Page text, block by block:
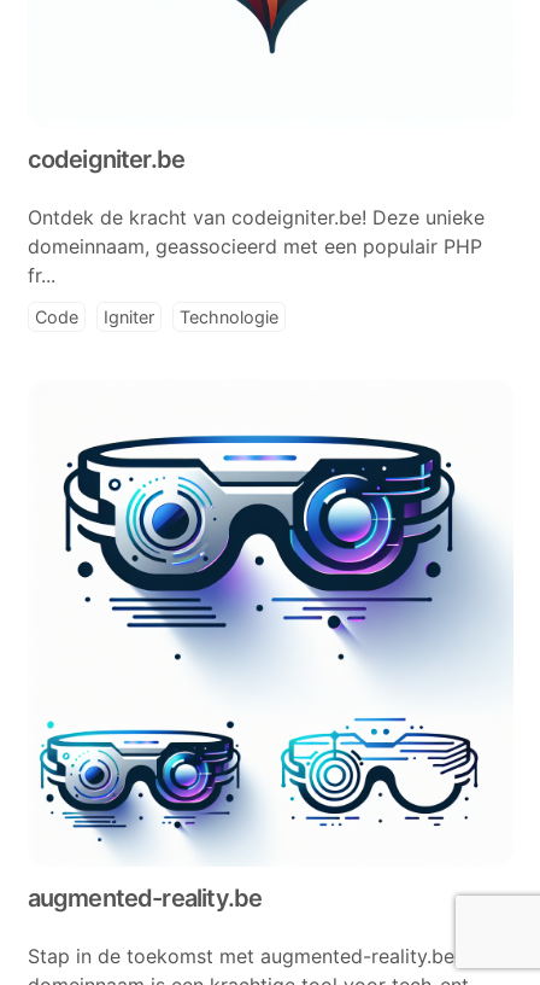
codeigniter.be
Ontdek de kracht van codeigniter.be! Deze unieke
domeinnaam, geassocieerd met een populair PHP
fr...
Code Igniter Technologie
augmented-reality.be
Stap in de toekomst met augmented-reality.be! Deze